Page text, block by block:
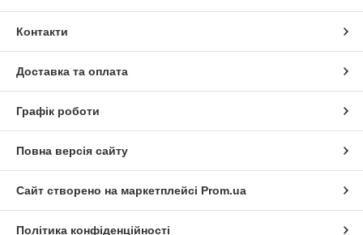
Контакти
Доставка та оплата
Графік роботи
Повна версія сайту
Сайт створено на маркетплейсі Prom.ua
Політика конфіденційності